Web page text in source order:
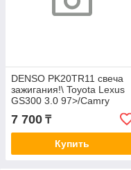
DENSO PK20TR11 свеча
зажигания!\ Toyota Lexus
GS300 3.0 97>/Camry
99/Corona/Avensis 2.0 98>
7 700 ₸
Купить